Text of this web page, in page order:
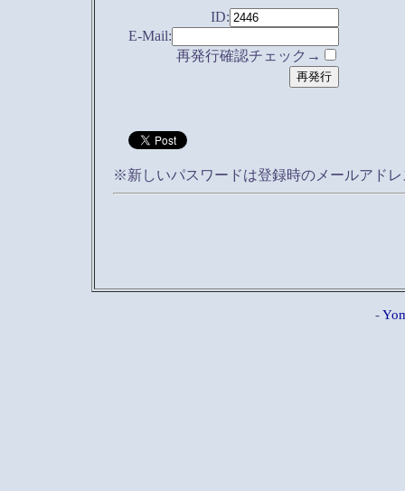
ID:
E-Mail:
再発行確認チェック→
※新しいパスワードは登録時のメールアド
-